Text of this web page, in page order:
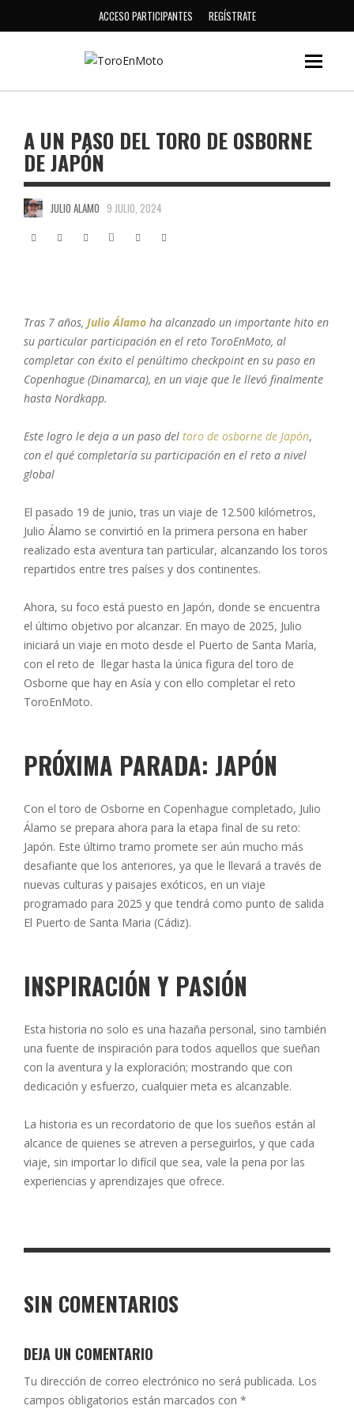
ACCESO PARTICIPANTES REGÍSTRATE
A UN PASO DEL TORO DE OSBORNE
DE JAPÓN
JULIO ALAMO 9 JULIO, 2024
Tras 7 años, Julio Álamo ha alcanzado un importante hito en
su particular participación en el reto ToroEnMoto, al
completar con éxito el penúltimo checkpoint en su paso en
Copenhague (Dinamarca), en un viaje que le llevó finalmente
hasta Nordkapp.
Este logro le deja a un paso del toro de osborne de Japón,
con el qué completaría su participación en el reto a nivel
global
El pasado 19 de junio, tras un viaje de 12.500 kilómetros,
Julio Álamo se convirtió en la primera persona en haber
realizado esta aventura tan particular, alcanzando los toros
repartidos entre tres países y dos continentes.
Ahora, su foco está puesto en Japón, donde se encuentra
el último objetivo por alcanzar. En mayo de 2025, Julio
iniciará un viaje en moto desde el Puerto de Santa María,
con el reto de llegar hasta la única figura del toro de
Osborne que hay en Asía y con ello completar el reto
ToroEnMoto.
PRÓXIMA PARADA: JAPÓN
Con el toro de Osborne en Copenhague completado, Julio
Álamo se prepara ahora para la etapa final de su reto:
Japón. Este último tramo promete ser aún mucho más
desafiante que los anteriores, ya que le llevará a través de
nuevas culturas y paisajes exóticos, en un viaje
programado para 2025 y que tendrá como punto de salida
El Puerto de Santa Maria (Cádiz).
INSPIRACIÓN Y PASIÓN
Esta historia no solo es una hazaña personal, sino también
una fuente de inspiración para todos aquellos que sueñan
con la aventura y la exploración; mostrando que con
dedicación y esfuerzo, cualquier meta es alcanzable.
La historia es un recordatorio de que los sueños están al
alcance de quienes se atreven a perseguirlos, y que cada
viaje, sin importar lo difícil que sea, vale la pena por las
experiencias y aprendizajes que ofrece.
SIN COMENTARIOS
DEJA UN COMENTARIO
Tu dirección de correo electrónico no será publicada. Los
campos obligatorios están marcados con *